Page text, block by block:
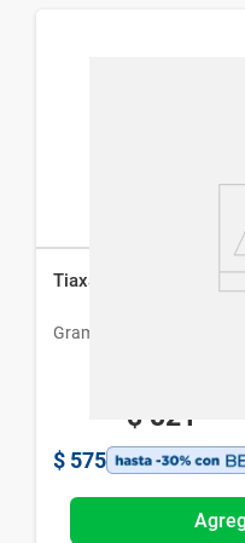
Tiaxal Crema x 15 g
Gramon Bago
$ 821
$ 575